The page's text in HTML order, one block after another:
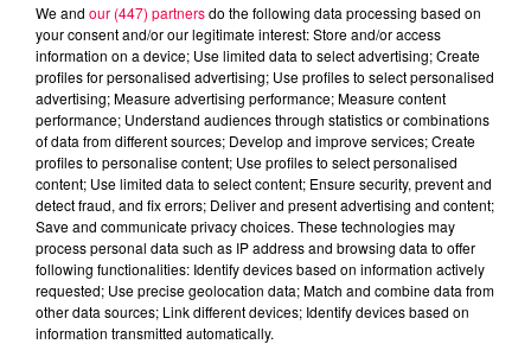
Publié : 7 février 2025 à 18h00
podcasts/2025/02/20250207-APERO-QUIZZ.mp3
We and our (447) partnersdo the following data processing based on
your consent and/or our legitimate interest: Store and/or access
information on a device; Use limited data to select advertising; Create
profiles for personalised advertising; Use profiles to select personalised
advertising; Measure advertising performance; Measure content
performance; Understand audiences through statistics or combinations
of data from different sources; Develop and improve services; Create
profiles to personalise content; Use profiles to select personalised
content; Use limited data to select content; Ensure security, prevent and
detect fraud, and fix errors; Deliver and present advertising and content;
Save and communicate privacy choices. These technologies may
process personal data such as IP address and browsing data to offer
following functionalities: Identify devices based on information actively
requested; Use precise geolocation data; Match and combine data from
other data sources; Link different devices; Identify devices based on
information transmitted automatically.